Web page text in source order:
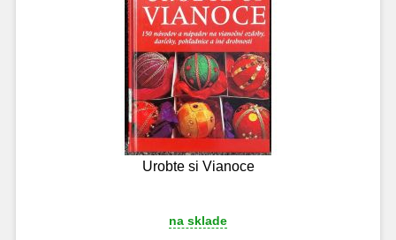
Urobte si Vianoce
na sklade